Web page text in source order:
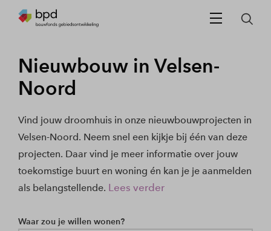
Nieuwbouw in Velsen-
Noord
Vind jouw droomhuis in onze nieuwbouwprojecten in
Velsen-Noord. Neem snel een kijkje bij één van deze
projecten. Daar vind je meer informatie over jouw
toekomstige buurt en woning én kan je je aanmelden
als belangstellende. Lees verder
Waar zou je willen wonen?